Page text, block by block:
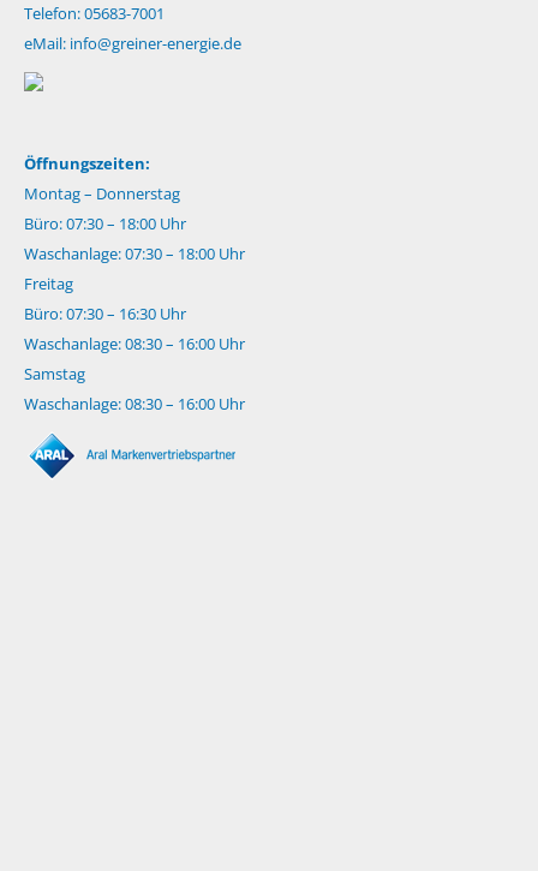
Telefon: 05683-7001
eMail: info@greiner-energie.de
Öffnungszeiten:
Montag – Donnerstag
Büro: 07:30 – 18:00 Uhr
Waschanlage: 07:30 – 18:00 Uhr
Freitag
Büro: 07:30 – 16:30 Uhr
Waschanlage: 08:30 – 16:00 Uhr
Samstag
Waschanlage: 08:30 – 16:00 Uhr